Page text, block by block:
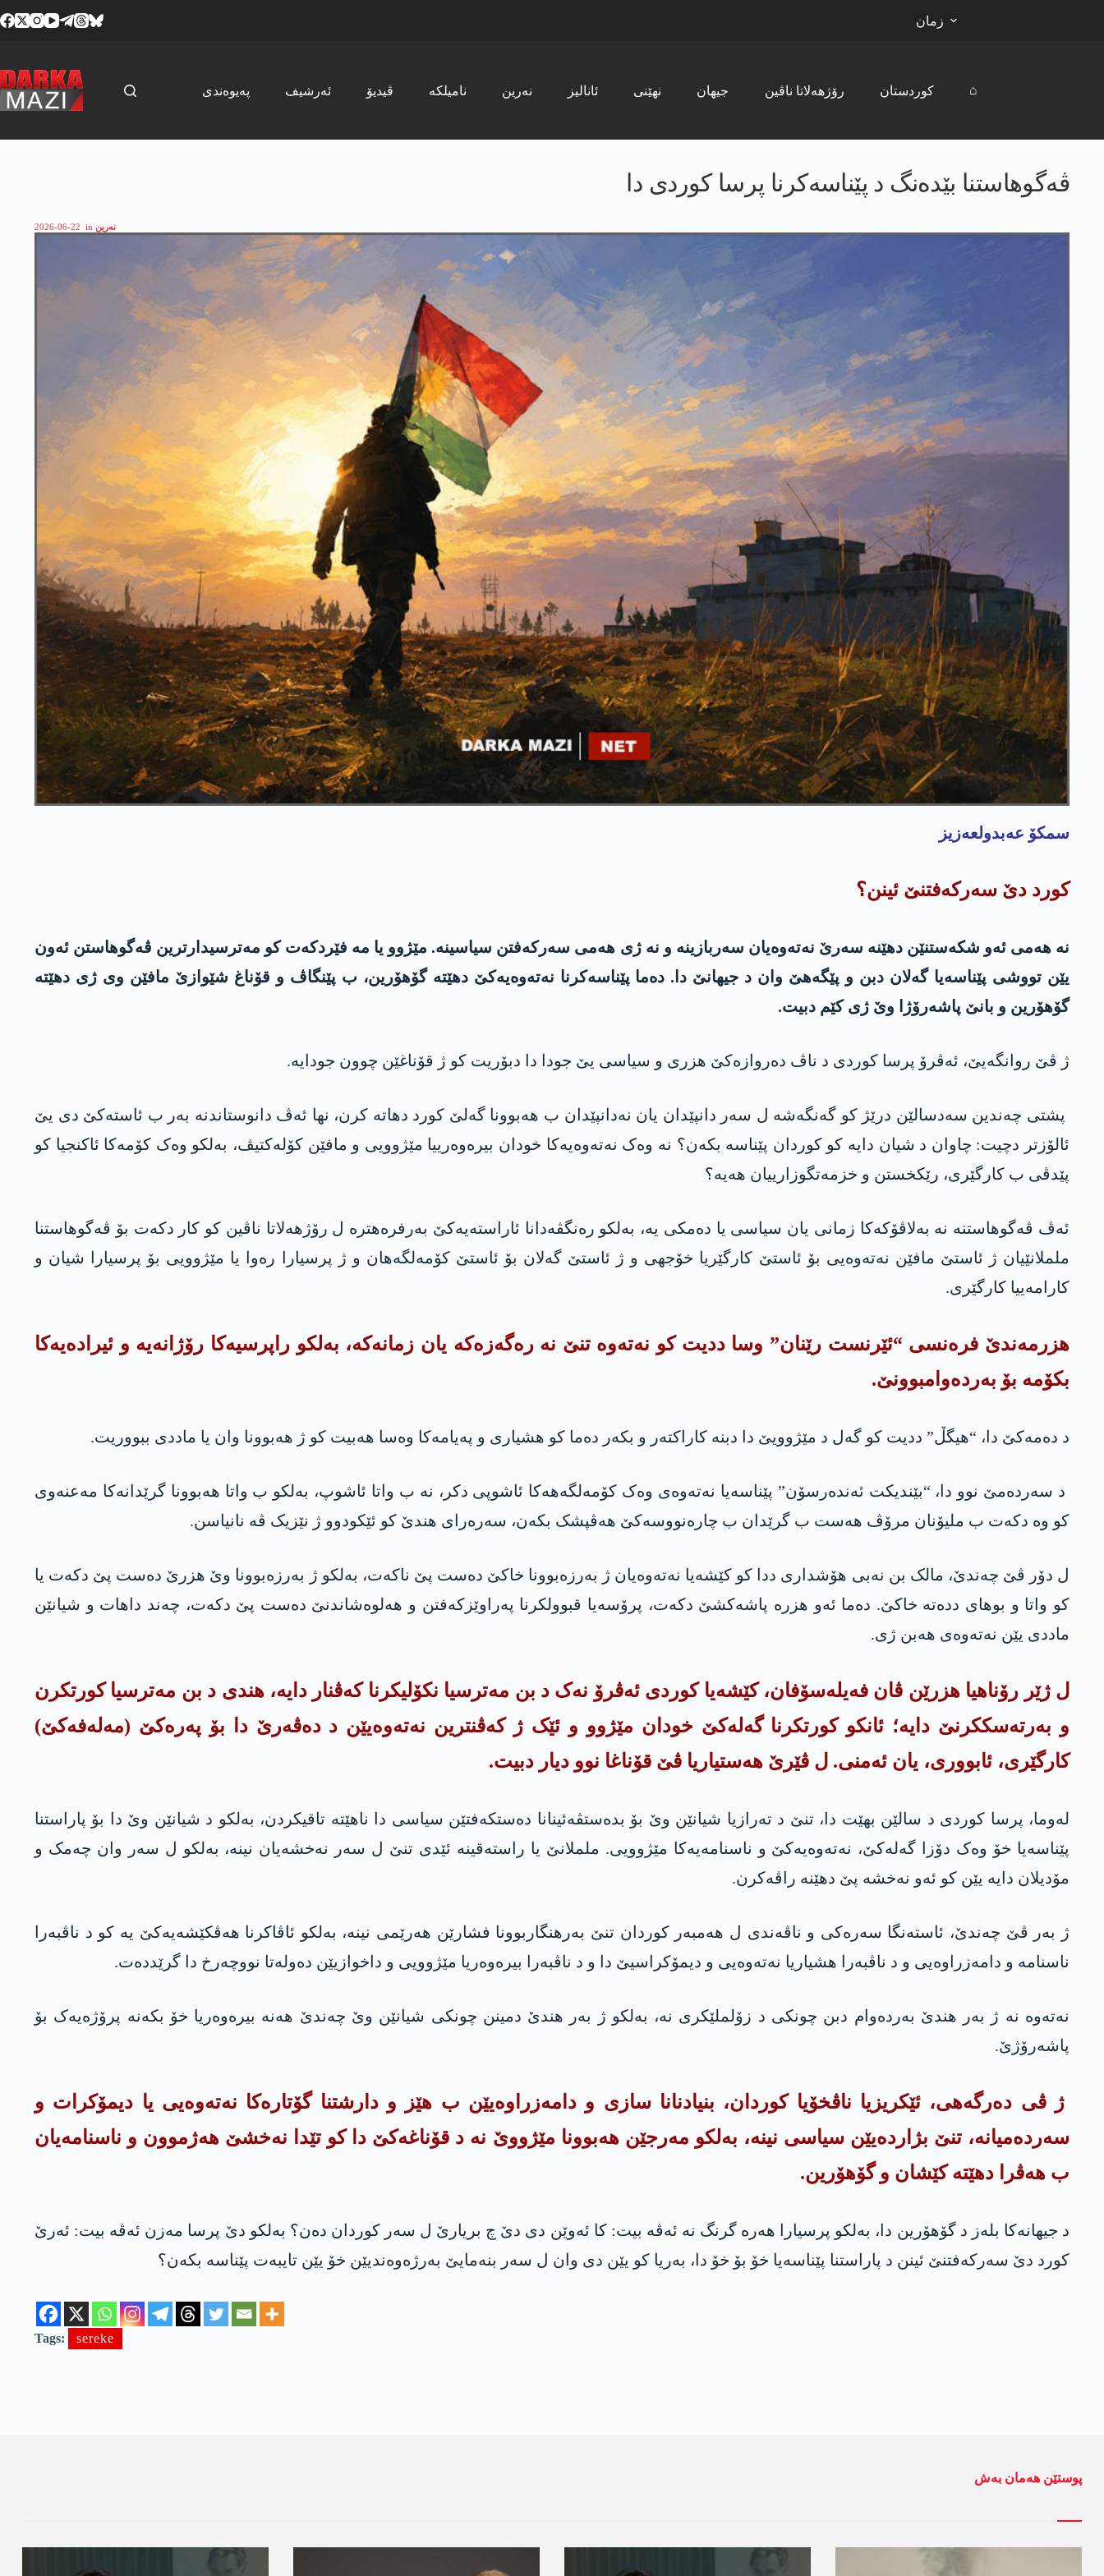
to
زمان
پەیوەندی ئەرشیف ڤیدیۆ نامیلکە نەرین ئانالیز نھێنی جیھان رۆژھەلاتا ناڤین کوردستان ⌂
ڤەگوهاستنا بێدەنگ د پێناسەکرنا پرسا کوردی دا
2026-06-22 in نەرین
سمكۆ عه‌بدولعه‌زیز
کورد دێ سەرکەفتنێ ئینن؟
نە هەمی ئەو شکەستنێن دهێنە سەرێ نەتەوه‌یان سەربازینە و نە ژی هەمی سەرکەفتن سیاسینە. مێژوو یا مە فێردکەت کو مەترسیدارترین ڤەگوهاستن ئەون
یێن تووشی پێناسەیا گەلان دبن و پێگەهێ وان د جیهانێ دا. دەما پێناسه‌كرنا نەتەوەیەکێ دهێتە گۆهۆرین، ب پێنگاڤ و قۆناغ شێوازێ مافێن وى ژی دهێتە
گۆهۆرین و بانێ پاشەرۆژا وێ ژی کێم دبیت.
ژ ڤێ روانگەیێ، ئەڤرۆ پرسا کوردی د ناڤ دەروازەکێ هزرى و سیاسی یێ جودا دا دبۆریت کو ژ قۆناغێن چوون جودایە.
پشتی چەندین سه‌دسالێن درێژ کو گەنگەشە ل سەر دانپێدان یان نەدانپێدان ب هەبوونا گەلێ کورد دهاته ‌كرن، نها ئەڤ دانوستاندنە بەر ب ئاستەکێ دی یێ
ئالۆزتر دچیت: چاوان د شیان دایه‌ كو کوردان پێناسه‌ بكه‌ن؟ نە وەک نەتەوەیەکا خودان بیرەوەرییا مێژوویی و مافێن کۆلەکتیڤ، بەلکو وەک کۆمەکا ئاكنجیا کو
پێدڤی ب کارگێری، رێکخستن و خزمەتگوزارییان هەیە؟
ئەڤ ڤەگوهاستنە نە بەلاڤۆکەکا زمانی یان سیاسی یا دەمکی یه‌، بەلکو رەنگڤه‌دانا ئاراستەیەکێ بەرفرەهترە ل رۆژهەلاتا ناڤین کو کار دکەت بۆ ڤه‌گوهاستنا
ململانێیان ژ ئاستێ مافێن نەتەوەیی بۆ ئاستێ کارگێریا خۆجهی و ژ ئاستێ گەلان بۆ ئاستێ کۆمەلگەهان و ژ پرسیارا رەوا یا مێژوویی بۆ پرسیارا شیان و
کارامەییا کارگێری.
هزرمەندێ فرەنسی “ئێرنست رێنان” وسا ددیت کو نەتەوە تنێ نە رەگەزه‌كه‌ یان زمانەکە، بەلکو راپرسیەکا رۆژانەیە و ئیرادەیەکا
بكۆمه‌ بۆ بەردەوامبوونێ.
د دەمەکێ دا، “هیگڵ” ددیت کو گەل د مێژوویێ دا دبنە کاراکتەر و بکەر دەما کو هشیاری و پەیامەکا وه‌سا هەبیت کو ژ هەبوونا وان یا ماددی ببووریت.
د سەردەمێ نوو دا، “بێندیکت ئەندەرسۆن” پێناسەیا نەتەوەی وەک کۆمەلگەهەکا ئاشوپى دکر، نە ب واتا ئاشوپ، بەلکو ب واتا هەبوونا گرێدانەکا مەعنەوی
کو وه‌ دکەت ب ملیۆنان مرۆڤ هەست ب گرێدان ب چارەنووسەکێ هەڤپشک بکەن، سەرەرای هندێ کو ئێکودوو ژ نێزیک ڤە نانیاسن.
ل دۆر ڤێ چەندێ، مالک بن نه‌بی هۆشداری ددا کو کێشەیا نەتەوه‌یان ژ بەرزەبوونا خاکێ دەست پێ ناکەت، بەلکو ژ بەرزەبوونا وێ هزرێ دەست پێ دکەت یا
کو واتا و بوهای ددەتە خاکێ. دەما ئەو هزرە پاشەکشێ دکەت، پرۆسەیا قبوولکرنا پەراوێزکەفتن و هەلوەشاندنێ دەست پێ دکەت، چەند داهات و شیانێن
ماددی یێن نەتەوەی هەبن ژی.
ل ژێر رۆناهیا هزرێن ڤان فەیلەسۆفان، کێشەیا کوردی ئەڤرۆ نەک د بن مەترسیا نکۆلیکرنا کەڤنار دایە، هندى د بن مەترسیا کورتکرن
و بەرتەسککرنێ دایە؛ ئانکو کورتکرنا گەلەکێ خودان مێژوو و ئێک ژ که‌ڤنترین نەتەوەیێن د دەڤەرێ دا بۆ پەرەکێ (مەلەفەکێ)
کارگێری، ئابووری، یان ئەمنی. ل ڤێرێ هەستیاریا ڤێ قۆناغا نوو دیار دبیت.
لەوما، پرسا کوردی د سالێن بهێت دا، تنێ د تەرازیا شیانێن وێ بۆ بدەستڤەئینانا دەستکەفتێن سیاسی دا ناهێتە تاقیکردن، بەلکو د شیانێن وێ دا بۆ پاراستنا
پێناسەیا خۆ وەک دۆزا گەلەکێ، نەتەوەیەکێ و ناسنامەیه‌کا مێژوویی. ململانێ یا راستەقینە ئێدی تنێ ل سەر نەخشەیان نینە، بەلکو ل سەر وان چەمک و
مۆدیلان دایە یێن کو ئەو نەخشە پێ دهێنە راڤەکرن.
ژ بەر ڤێ چەندێ، ئاستەنگا سەرەکی و ناڤەندی ل هەمبەر کوردان تنێ بەرهنگاربوونا فشارێن هەرێمی نینە، بەلکو ئاڤاکرنا هەڤکێشەیەکێ یە کو د ناڤبەرا
ناسنامە و دامەزراوەیی و د ناڤبەرا هشیاریا نەتەوەیی و دیمۆکراسیێ دا و د ناڤبەرا بیرەوەریا مێژوویی و داخوازیێن دەولەتا نووچەرخ دا گرێدده‌ت.
نەتەوە نە ژ بەر هندێ بەردەوام دبن چونکی د زۆلملێکری نە، بەلکو ژ بەر هندێ دمینن چونکی شیانێن وێ چەندێ هەنە بیرەوەریا خۆ بکەنە پرۆژەیەک بۆ
پاشەرۆژێ.
ژ ڤى دەرگەهی، ئێکریزیا ناڤخۆیا کوردان، بنیادنانا سازی و دامەزراوەیێن ب هێز و دارشتنا گۆتارەکا نەتەوەیی یا دیمۆکرات و
سەردەمیانە، تنێ بژاردەیێن سیاسی نینە، بەلکو مەرجێن هەبوونا مێژووێ نە د قۆناغەکێ دا کو تێدا نەخشێ هەژموون و ناسنامەیان
ب هەڤرا دهێتە کێشان و گۆهۆرین.
د جیهانەکا بلەز د گۆهۆرین دا، به‌لكو پرسیارا هەرە گرنگ نە ئەڤە بیت: کا ئەوێن دی دێ چ بریارێ ل سەر کوردان دەن؟ بەلکو دێ پرسا مه‌زن ئەڤە بیت: ئەرێ
کورد دێ سەرکەفتنێ ئینن د پاراستنا پێناسەیا خۆ بۆ خۆ دا، بەریا کو یێن دی وان ل سەر بنەمایێ بەرژەوەندیێن خۆ یێن تایبەت پێناسە بکەن؟
Tags: sereke
پوستێن ھەمان بەش